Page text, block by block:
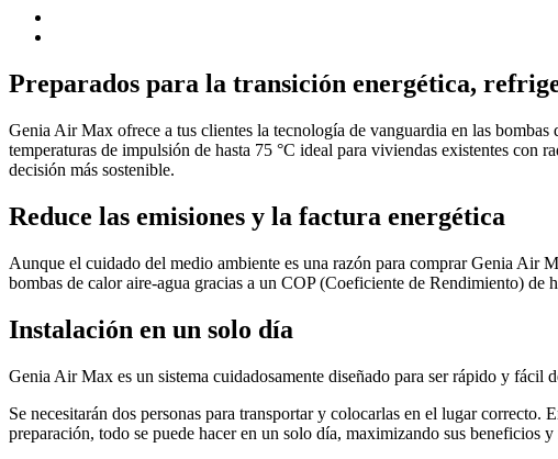
Preparados para la transición energética,
Genia Air Max ofrece a tus clientes la tecnología de vanguardia en las
temperaturas de impulsión de hasta 75 °C ideal para viviendas existentes con
decisión más sostenible.
Reduce las emisiones y la factura energética
Aunque el cuidado del medio ambiente es una razón para comprar Genia Air
bombas de calor aire-agua gracias a un COP (Coeficiente de Rendimiento) de
Instalación en un solo día
Genia Air Max es un sistema cuidadosamente diseñado para ser rápido y fácil
Se necesitarán dos personas para transportar y colocarlas en el lugar
preparación, todo se puede hacer en un solo día, maximizando sus beneficios